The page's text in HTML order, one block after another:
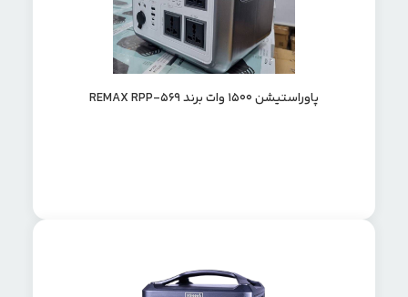
پاوراستیشن ۱۵۰۰ وات برند REMAX RPP-569